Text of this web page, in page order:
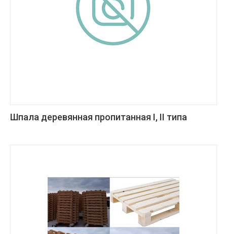
Шпала деревянная пропитанная I, II типа